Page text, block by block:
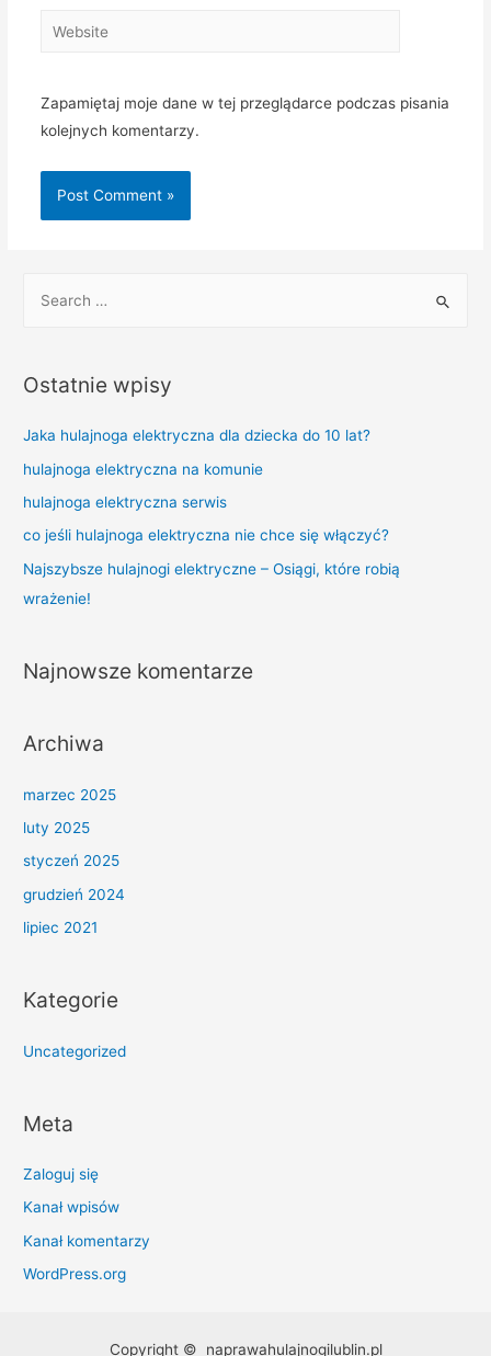
Zapamiętaj moje dane w tej przeglądarce podczas pisania
kolejnych komentarzy.
Ostatnie wpisy
Jaka hulajnoga elektryczna dla dziecka do 10 lat?
hulajnoga elektryczna na komunie
hulajnoga elektryczna serwis
co jeśli hulajnoga elektryczna nie chce się włączyć?
Najszybsze hulajnogi elektryczne – Osiągi, które robią
wrażenie!
Najnowsze komentarze
Archiwa
marzec 2025
luty 2025
styczeń 2025
grudzień 2024
lipiec 2021
Kategorie
Uncategorized
Meta
Zaloguj się
Kanał wpisów
Kanał komentarzy
WordPress.org
Copyright © naprawahulajnogilublin.pl